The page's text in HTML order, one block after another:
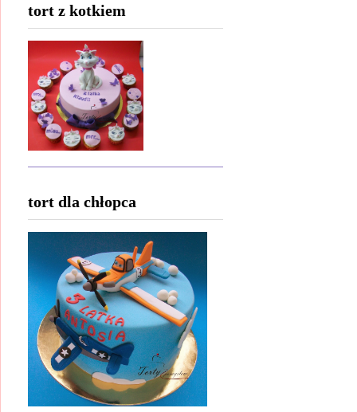
tort z kotkiem
tort dla chłopca